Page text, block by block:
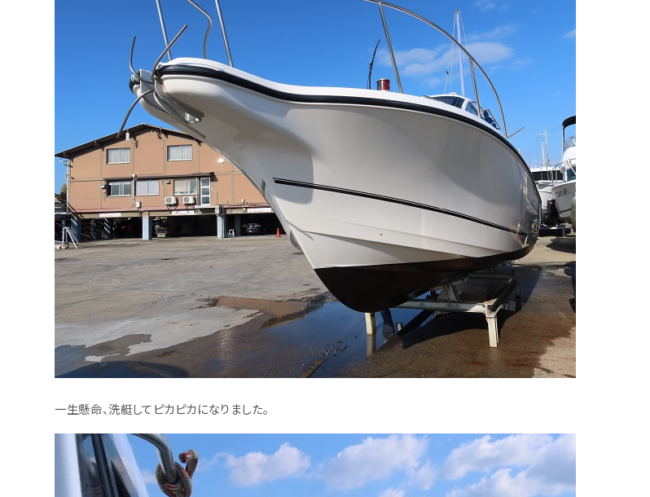
一生懸命、洗艇してピカピカになりました。